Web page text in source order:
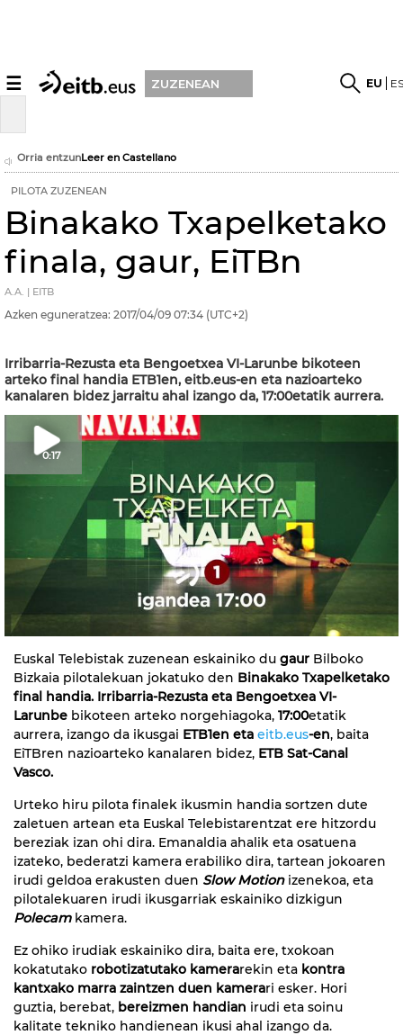
☰ ZUZENEAN EU
Orria entzunLeer en Castellano
PILOTA ZUZENEAN
Binakako Txapelketako
finala, gaur, EiTBn
A.A. | EITB
Azken eguneratzea: 2017/04/09 07:34 (UTC+2)
Irribarria-Rezusta eta Bengoetxea VI-Larunbe bikoteen
arteko final handia ETB1en, eitb.eus-en eta nazioarteko
kanalaren bidez jarraitu ahal izango da, 17:00etatik aurrera.
0:17
Euskal Telebistak zuzenean eskainiko du gaur Bilboko
Bizkaia pilotalekuan jokatuko den Binakako Txapelketako
final handia. Irribarria-Rezusta eta Bengoetxea VI-
Larunbe bikoteen arteko norgehiagoka, 17:00etatik
aurrera, izango da ikusgai ETB1en eta eitb.eus-en, baita
EiTBren nazioarteko kanalaren bidez, ETB Sat-Canal
Vasco.
Urteko hiru pilota finalek ikusmin handia sortzen dute
zaletuen artean eta Euskal Telebistarentzat ere hitzordu
bereziak izan ohi dira. Emanaldia ahalik eta osatuena
izateko, bederatzi kamera erabiliko dira, tartean jokoaren
irudi geldoa erakusten duen Slow Motion izenekoa, eta
pilotalekuaren irudi ikusgarriak eskainiko dizkigun
Polecam kamera.
Ez ohiko irudiak eskainiko dira, baita ere, txokoan
kokatutako robotizatutako kamerarekin eta kontra
kantxako marra zaintzen duen kamerari esker. Hori
guztia, berebat, bereizmen handian irudi eta soinu
kalitate tekniko handienean ikusi ahal izango da.